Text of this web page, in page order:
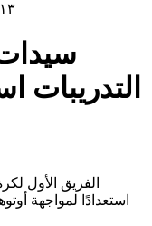
١٣ أكتوبر ٢٠٢٤ في ٠٦:٢٥ م
التدريبات
استعدادًا لمواجهة